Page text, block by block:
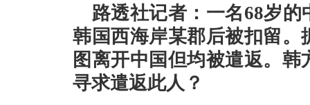
路透社记者：一名68岁
韩国西海岸某郡后被扣留
图离开中国但均被遣返。
寻求遣返此人？